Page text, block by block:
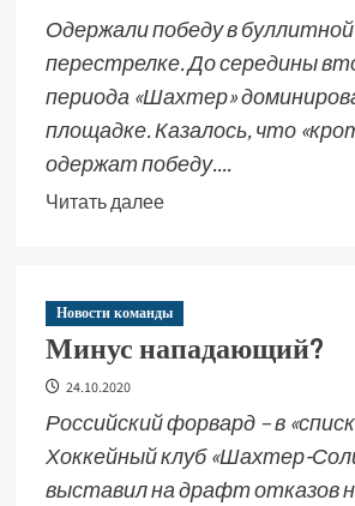
Одержали победу в буллитной
перестрелке. До середины
периода «Шахтер»
площадке. Казалось, что
одержат победу....
Читать далее
Новости команды
Минус нападающий?
24.10.2020
Российский форвард – в
Хоккейный клуб «Шахтер-
выставил на драфт отказов